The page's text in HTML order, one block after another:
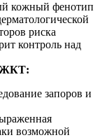
кожный фенотип
риска
контроль над
ЖКТ:
запоров и
возможной